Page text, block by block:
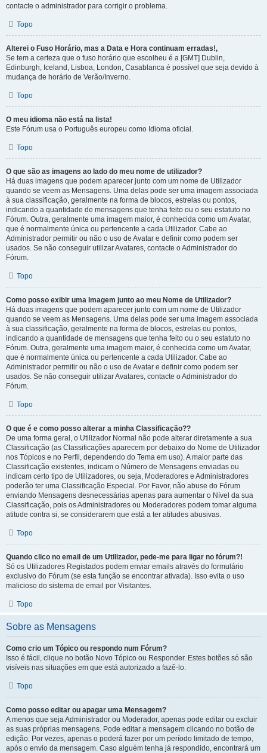
contacte o administrador para corrigir o problema.
Topo
Alterei o Fuso Horário, mas a Data e Hora continuam erradas!,
Se tem a certeza que o fuso horário que escolheu é a [GMT] Dublin,
Edinburgh, Iceland, Lisboa, London, Casablanca é possível que seja devido à
mudança de horário de Verão/Inverno.
Topo
O meu idioma não está na lista!
Este Fórum usa o Português europeu como Idioma oficial.
Topo
O que são as imagens ao lado do meu nome de utilizador?
Há duas imagens que podem aparecer junto com um nome de Utilizador
quando se veem as Mensagens. Uma delas pode ser uma imagem associada
à sua classificação, geralmente na forma de blocos, estrelas ou pontos,
indicando a quantidade de mensagens que tenha feito ou o seu estatuto no
Fórum. Outra, geralmente uma imagem maior, é conhecida como um Avatar,
que é normalmente única ou pertencente a cada Utilizador. Cabe ao
Administrador permitir ou não o uso de Avatar e definir como podem ser
usados. Se não conseguir utilizar Avatares, contacte o Administrador do
Fórum.
Topo
Como posso exibir uma Imagem junto ao meu Nome de Utilizador?
Há duas imagens que podem aparecer junto com um nome de Utilizador
quando se veem as Mensagens. Uma delas pode ser uma imagem associada
à sua classificação, geralmente na forma de blocos, estrelas ou pontos,
indicando a quantidade de mensagens que tenha feito ou o seu estatuto no
Fórum. Outra, geralmente uma imagem maior, é conhecida como um Avatar,
que é normalmente única ou pertencente a cada Utilizador. Cabe ao
Administrador permitir ou não o uso de Avatar e definir como podem ser
usados. Se não conseguir utilizar Avatares, contacte o Administrador do
Fórum.
Topo
O que é e como posso alterar a minha Classificação??
De uma forma geral, o Utilizador Normal não pode alterar diretamente a sua
Classificação (as Classificações aparecem por debaixo do Nome de Utilizador
nos Tópicos e no Perfil, dependendo do Tema em uso). A maior parte das
Classificação existentes, indicam o Número de Mensagens enviadas ou
indicam certo tipo de Utilizadores, ou seja, Moderadores e Administradores
poderão ter uma Classificação Especial. Por Favor, não abuse do Fórum
enviando Mensagens desnecessárias apenas para aumentar o Nível da sua
Classificação, pois os Administradores ou Moderadores podem tomar alguma
atitude contra si, se considerarem que está a ter atitudes abusivas.
Topo
Quando clico no email de um Utilizador, pede-me para ligar no fórum?!
Só os Utilizadores Registados podem enviar emails através do formulário
exclusivo do Fórum (se esta função se encontrar ativada). Isso evita o uso
malicioso do sistema de email por Visitantes.
Topo
Sobre as Mensagens
Como crio um Tópico ou respondo num Fórum?
Isso é fácil, clique no botão Novo Tópico ou Responder. Estes botões só são
visíveis nas situações em que está autorizado a fazê-lo.
Topo
Como posso editar ou apagar uma Mensagem?
A menos que seja Administrador ou Moderador, apenas pode editar ou excluir
as suas próprias mensagens. Pode editar a mensagem clicando no botão de
edição. Por vezes, apenas o poderá fazer por um período limitado de tempo,
após o envio da mensagem. Caso alguém tenha já respondido, encontrará um